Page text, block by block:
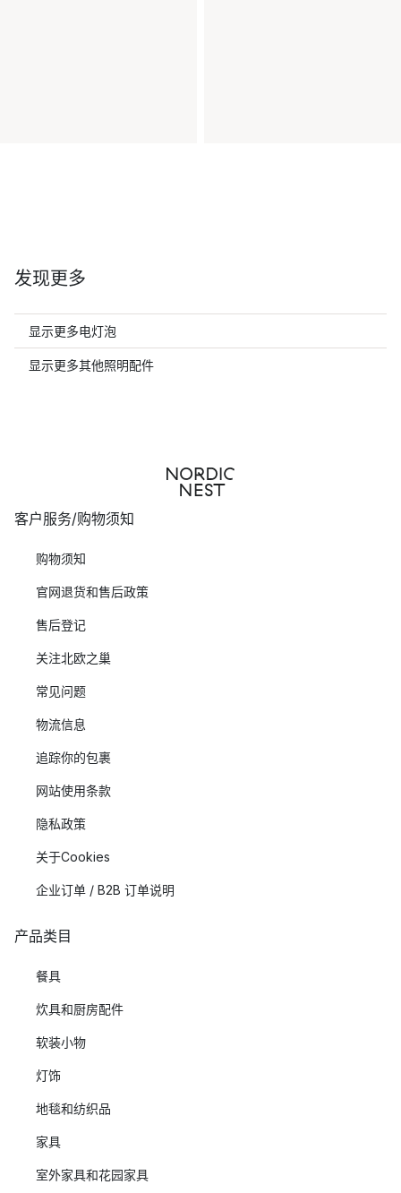
发现更多
显示更多电灯泡
显示更多其他照明配件
客户服务/购物须知
购物须知
官网退货和售后政策
售后登记
关注北欧之巢
常见问题
物流信息
追踪你的包裹
网站使用条款
隐私政策
关于Cookies
企业订单 / B2B 订单说明
产品类目
餐具
炊具和厨房配件
软装小物
灯饰
地毯和纺织品
家具
室外家具和花园家具